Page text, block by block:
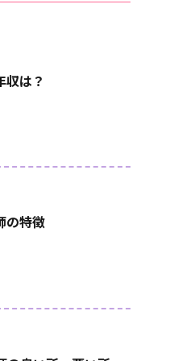
は？
の特徴